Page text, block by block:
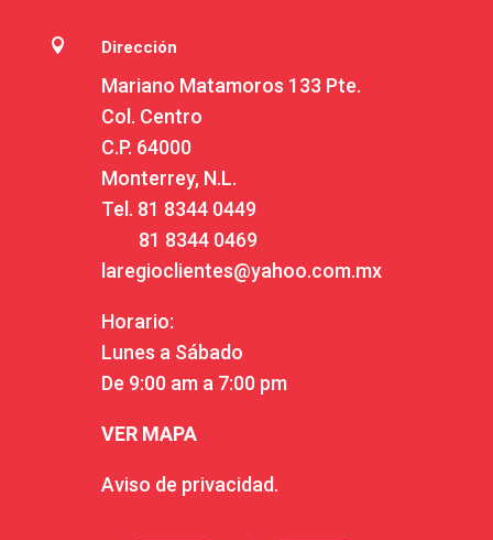
 Dirección
Mariano Matamoros 133 Pte.
Col. Centro
C.P. 64000
Monterrey, N.L.
Tel. 81 8344 0449
81 8344 0469
laregioclientes@yahoo.com.mx
Horario:
Lunes a Sábado
De 9:00 am a 7:00 pm
VER MAPA
Aviso de privacidad.